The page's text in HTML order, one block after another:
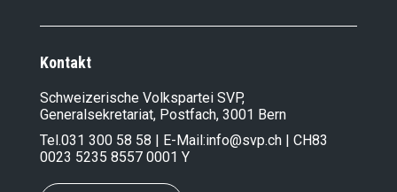
Kontakt
Schweizerische Volkspartei SVP,
Generalsekretariat, Postfach, 3001 Bern
Tel.031 300 58 58 | E-Mail:info@svp.ch | CH83
0023 5235 8557 0001 Y